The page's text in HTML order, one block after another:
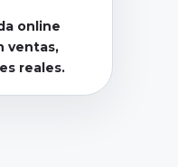
online
ventas,
reales.